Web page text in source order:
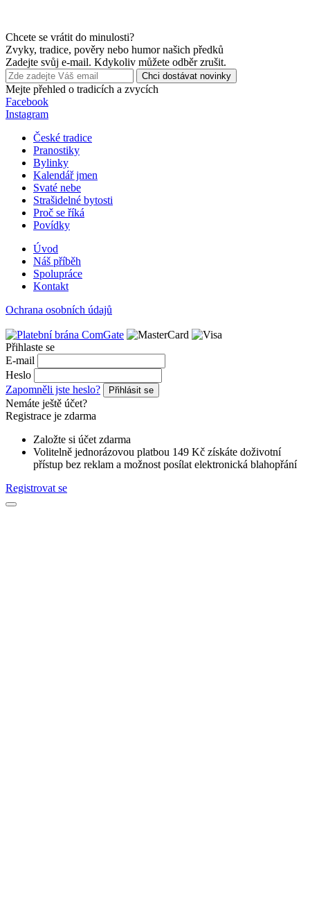
Chcete se vrátit do minulosti?
Zvyky, tradice, pověry nebo humor našich předků
Zadejte svůj e-mail. Kdykoliv můžete odběr zrušit.
Chci dostávat novinky
Mejte přehled o tradicích a zvycích
Facebook
Instagram
České tradice
Pranostiky
Bylinky
Kalendář jmen
Svaté nebe
Strašidelné bytosti
Proč se říká
Povídky
Úvod
Náš příběh
Spolupráce
Kontakt
Ochrana osobních údajů
Přihlaste se
E-mail
Heslo
Zapomněli jste heslo?
Přihlásit se
Nemáte ještě účet?
Registrace je zdarma
Založte si účet zdarma
Volitelně jednorázovou platbou 149 Kč získáte doživotní
přístup bez reklam a možnost posílat elektronická blahopřání
Registrovat se